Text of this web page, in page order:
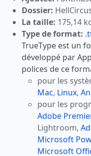
Dossier:
La taille: 175,14
Type de format:
TrueType est un
développé par
polices de ce
pour les
Mac, Linux,
pour les
Adobe
Lightroom,
Microsoft
Microsoft